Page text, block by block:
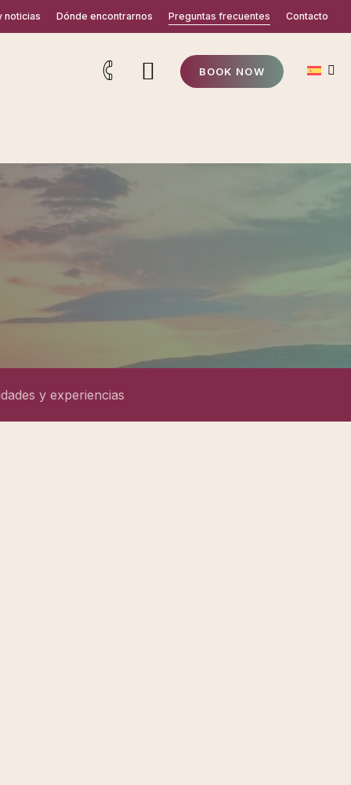
noticias Dónde encontrarnos Preguntas frecuentes Contacto
BOOK NOW
y experiencias